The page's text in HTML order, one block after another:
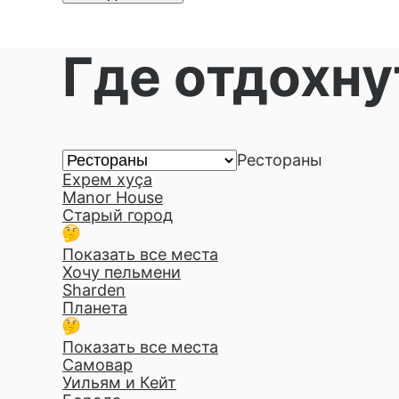
Где
Рестораны
Ехрем хуçа
Manor House
Старый город
Показать все места
Хочу пельмени
Sharden
Планета
Показать все места
Самовар
Уильям и Кейт